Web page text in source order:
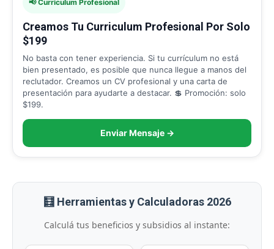
📢 Curriculum Profesional
Creamos Tu Curriculum Profesional Por Solo
$199
No basta con tener experiencia. Si tu currículum no está
bien presentado, es posible que nunca llegue a manos del
reclutador. Creamos un CV profesional y una carta de
presentación para ayudarte a destacar. 💲 Promoción: solo
$199.
Enviar Mensaje →
🧮 Herramientas y Calculadoras 2026
Calculá tus beneficios y subsidios al instante: